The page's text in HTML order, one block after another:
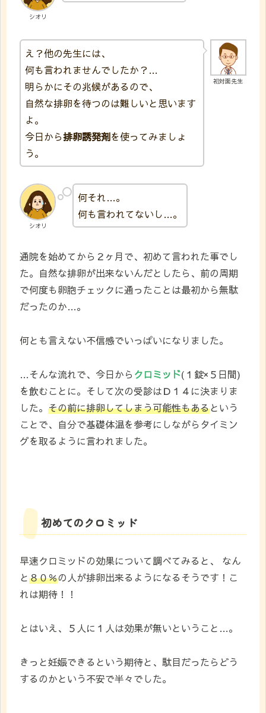
シオリ
初対面先生
え？他の先生には、
何も言われませんでしたか？…
明らかにその兆候があるので、
自然な排卵を待つのは難しいと思います
よ。
今日から排卵誘発剤を使ってみましょ
う。
シオリ
何それ…。
何も言われてないし…。
通院を始めてから２ヶ月で、初めて言われた事でし
た。自然な排卵が出来ないんだとしたら、前の周期
で何度も卵胞チェックに通ったことは最初から無駄
だったのか…。
何とも言えない不信感でいっぱいになりました。
…そんな流れで、今日から クロミッド(１錠×５日間)
を飲むことに。そして次の受診はＤ１４に決まりま
した。 その前に排卵してしまう可能性もあるという
ことで、自分で基礎体温を参考にしながらタイミン
グを取るように言われました。
初めてのクロミッド
早速クロミッドの効果について調べてみると、 なん
と８０％の人が排卵出来るようになるそうです！こ
れは期待！！
とはいえ、５人に１人は効果が無いということ…。
きっと妊娠できるという期待と、駄目だったらどう
するのかという不安で半々でした。